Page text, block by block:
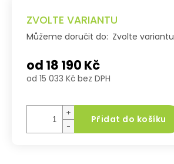
ZVOLTE VARIANTU
Můžeme doručit do: Zvolte variantu
od 18 190 Kč
od 15 033 Kč bez DPH
cena:
+
−
Přidat do košíku